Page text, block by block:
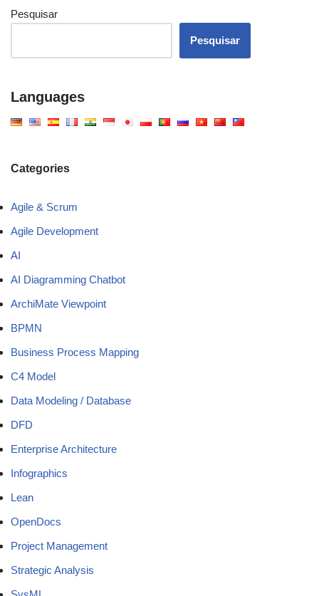
Pesquisar
Pesquisar
Languages
Categories
Agile & Scrum
Agile Development
AI
AI Diagramming Chatbot
ArchiMate Viewpoint
BPMN
Business Process Mapping
C4 Model
Data Modeling / Database
DFD
Enterprise Architecture
Infographics
Lean
OpenDocs
Project Management
Strategic Analysis